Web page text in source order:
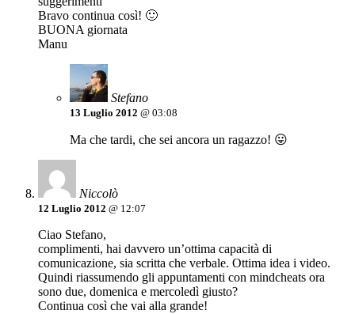
Bravo continua così! 🙂
BUONA giornata
Manu
Stefano
13 Luglio 2012 @ 03:08
Ma che tardi, che sei ancora un ragazzo! 😛
Niccolò
12 Luglio 2012 @ 12:07
Ciao Stefano,
complimenti, hai davvero un’ottima capacità di
comunicazione, sia scritta che verbale. Ottima idea i video.
Quindi riassumendo gli appuntamenti con mindcheats ora
sono due, domenica e mercoledì giusto?
Continua così che vai alla grande!